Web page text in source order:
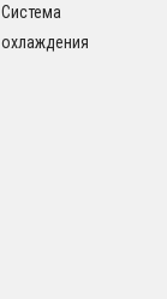
Система
охлаждения